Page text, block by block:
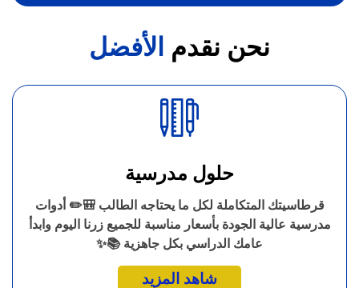
نحن نقدم الأفضل
حلول مدرسية
قرطاسيتك المتكاملة لكل ما يحتاجه الطالب 🎒✏️ أدوات
مدرسية عالية الجودة بأسعار مناسبة للجميع زرنا اليوم وابدأ
عامك الدراسي بكل جاهزية 📚✨
شاهد المزيد